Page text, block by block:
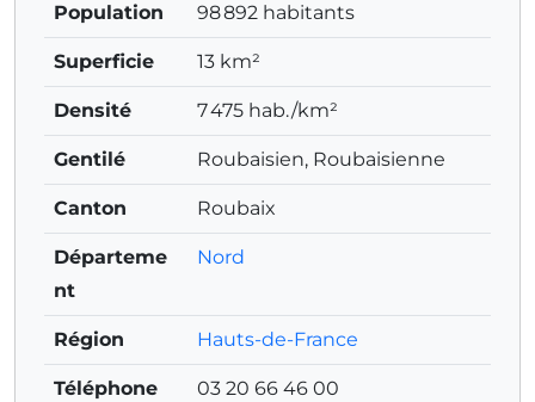
Population 98 892 habitants
Superficie 13 km²
Densité 7 475 hab./km²
Gentilé Roubaisien, Roubaisienne
Canton Roubaix
Départeme
nt
Nord
Région Hauts-de-France
Téléphone 03 20 66 46 00